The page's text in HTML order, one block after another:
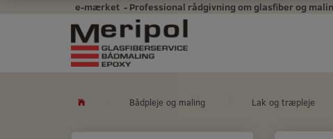
e-mærket - Professional rådgivning om glasfiber og
Bådpleje og maling Lak og træpleje